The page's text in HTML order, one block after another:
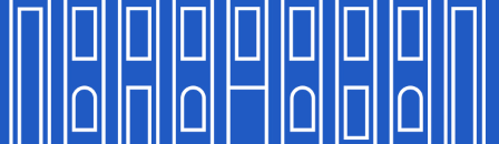
Erakutsi/Ezkutatu
Erakutsi/Ezkutatu
Erakutsi/Ezkutatu